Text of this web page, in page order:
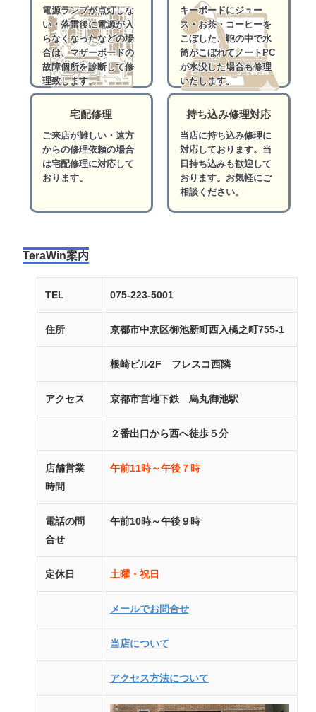
電源ランプが点灯しな
い・落雷後に電源が入
らなくなったなどの場
合は、マザーボードの
故障個所を診断して修
理致します。
宅配修理
ご来店が難しい・遠方
からの修理依頼の場合
は宅配修理に対応して
おります。
キーボードにジュー
ス・お茶・コーヒーを
こぼした、鞄の中で水
筒がこぼれてノートPC
が水没した場合も修理
いたします。
持ち込み修理対応
当店に持ち込み修理に
対応しております。当
日持ち込みも歓迎して
おります。お気軽にご
相談ください。
TeraWin案内
TEL 075-223-5001
住所 京都市中京区御池新町西入橋之町755-1
根崎ビル2F フレスコ西隣
アクセス 京都市営地下鉄 烏丸御池駅
２番出口から西へ徒歩５分
店舗営業
時間
午前11時～午後７時
電話の問
合せ
午前10時～午後９時
定休日 土曜・祝日
メールでお問合せ
当店について
アクセス方法について